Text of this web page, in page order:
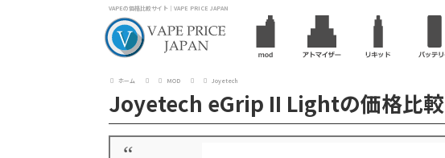
VAPEの価格比較サイト｜VAPE PRICE JAPAN
ホーム MOD Joyetech
Joyetech eGrip II Lightの価格比較